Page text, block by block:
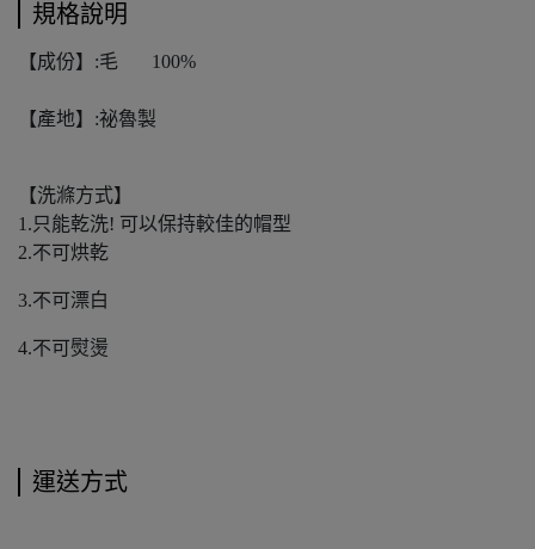
規格說明
【成份】:毛 100%
【產地】:祕魯製
【洗滌方式】
1.只能乾洗! 可以保持較佳的帽型
2.不可烘乾
3.不可漂白
4.不可熨燙
運送方式